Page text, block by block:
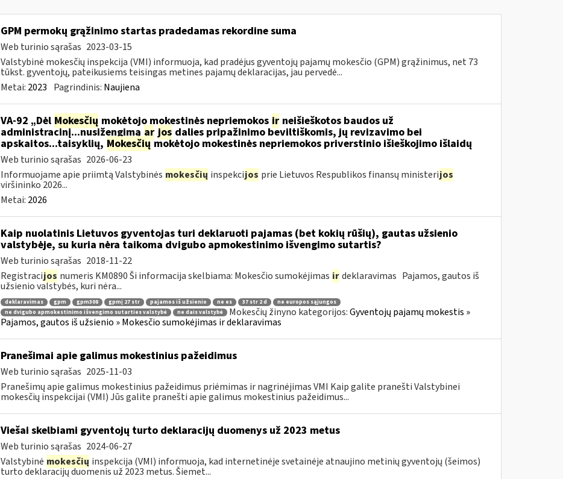
GPM permokų grąžinimo startas pradedamas rekordine suma
Web turinio sąrašas 2023-03-15
Valstybinė mokesčių inspekcija (VMI) informuoja, kad pradėjus gyventojų pajamų mokesčio (GPM) grąžinimus, net 73
tūkst. gyventojų, pateikusiems teisingas metines pajamų deklaracijas, jau pervedė...
Metai: 2023 Pagrindinis: Naujiena
VA-92 „Dėl Mokesčių mokėtojo mokestinės nepriemokos irneišieškotos baudos už
administracinį...nusižengimąar jos dalies pripažinimo beviltiškomis, jų revizavimo bei
apskaitos...taisyklių, Mokesčiųmokėtojo mokestinės nepriemokos priverstinio išieškojimo išlaidų
Web turinio sąrašas 2026-06-23
Informuojame apie priimtą Valstybinės mokesčių inspekcijos prie Lietuvos Respublikos finansų ministerijos
viršininko 2026...
Metai: 2026
Kaip nuolatinis Lietuvos gyventojas turi deklaruoti pajamas (bet kokių rūšių), gautas užsienio
valstybėje, su kuria nėra taikoma dvigubo apmokestinimo išvengimo sutartis?
Web turinio sąrašas 2018-11-22
Registracijos numeris KM0890 Ši informacija skelbiama: Mokesčio sumokėjimas ir deklaravimas Pajamos, gautos iš
užsienio valstybės, kuri nėra...
deklaravimas gpm gpm308 gpmį 27 str pajamos iš užsienio ne es 37 str 2 d
ne europos sąjungos
ne dvigubo apmokestinimo išvengimo sutarties valstybė
ne dais valstybė Mokesčių žinyno kategorijos:Gyventojų pajamų mokestis »
Pajamos, gautos iš užsienio » Mokesčio sumokėjimas ir deklaravimas
Pranešimai apie galimus mokestinius pažeidimus
Web turinio sąrašas 2025-11-03
Pranešimų apie galimus mokestinius pažeidimus priėmimas ir nagrinėjimas VMI Kaip galite pranešti Valstybinei
mokesčių inspekcijai (VMI) Jūs galite pranešti apie galimus mokestinius pažeidimus...
Viešai skelbiami gyventojų turto deklaracijų duomenys už 2023 metus
Web turinio sąrašas 2024-06-27
Valstybinė mokesčių inspekcija (VMI) informuoja, kad internetinėje svetainėje atnaujino metinių gyventojų (šeimos)
turto deklaracijų duomenis už 2023 metus. Šiemet...